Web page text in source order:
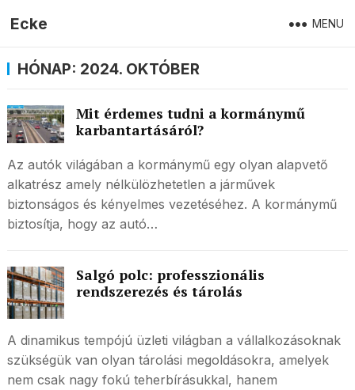
Ecke MENU
HÓNAP: 2024. OKTÓBER
Mit érdemes tudni a kormánymű
karbantartásáról?
Az autók világában a kormánymű egy olyan alapvető
alkatrész amely nélkülözhetetlen a járművek
biztonságos és kényelmes vezetéséhez. A kormánymű
biztosítja, hogy az autó…
Salgó polc: professzionális
rendszerezés és tárolás
A dinamikus tempójú üzleti világban a vállalkozásoknak
szükségük van olyan tárolási megoldásokra, amelyek
nem csak nagy fokú teherbírásukkal, hanem